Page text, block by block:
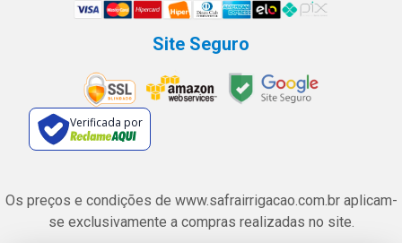
Site Seguro
Verificada por
Os preços e condições de www.safrairrigacao.com.br aplicam-
se exclusivamente a compras realizadas no site.